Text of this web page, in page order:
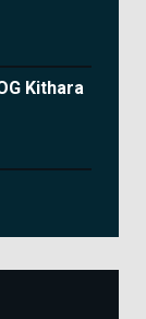
Kithara